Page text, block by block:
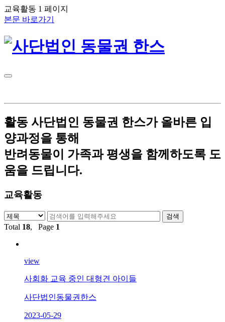
교육활동 1 페이지
본문 바로가기
활동 사단법인 동물권 한스가 올바른 입
양과정을 통해
반려동물이 가족과 평생을 함께하도록 도
움을 드립니다.
교육활동
Total 18, Page 1
view
사회화 교육 중인 대형견 아이들
사단법인동물권한스
2023-05-29